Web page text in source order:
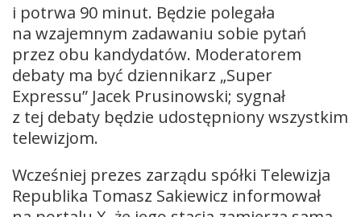
i potrwa 90 minut. Będzie polegała
na wzajemnym zadawaniu sobie pytań
przez obu kandydatów. Moderatorem
debaty ma być dziennikarz „Super
Expressu” Jacek Prusinowski; sygnał
z tej debaty będzie udostępniony wszystkim
telewizjom.
Wcześniej prezes zarządu spółki Telewizja
Republika Tomasz Sakiewicz informował